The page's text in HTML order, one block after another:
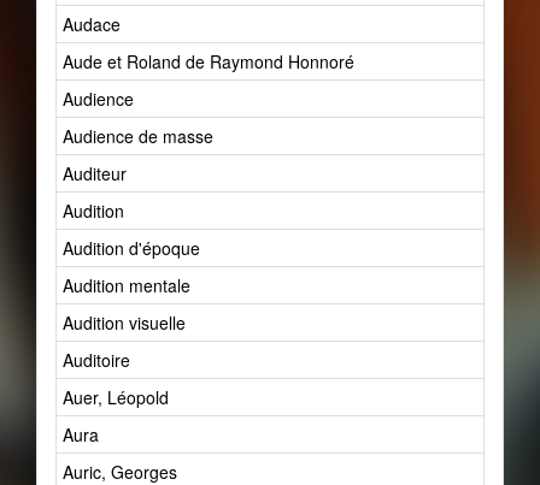
Audace
Aude et Roland de Raymond Honnoré
Audience
Audience de masse
Auditeur
Audition
Audition d'époque
Audition mentale
Audition visuelle
Auditoire
Auer, Léopold
Aura
Auric, Georges